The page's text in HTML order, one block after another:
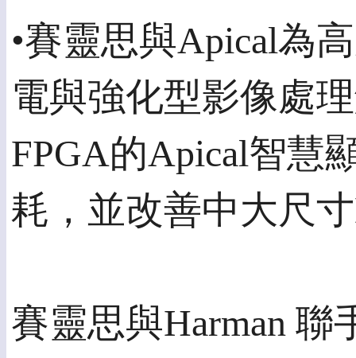
•賽靈思與Apical為
電與強化型影像處
FPGA的Apical智慧
耗，並改善中大尺
賽靈思與Harman